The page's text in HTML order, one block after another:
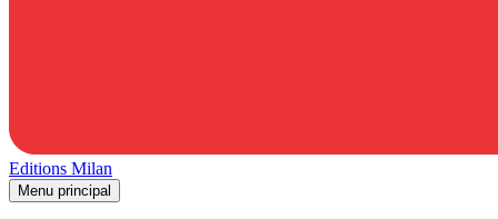
Editions Milan
Menu principal